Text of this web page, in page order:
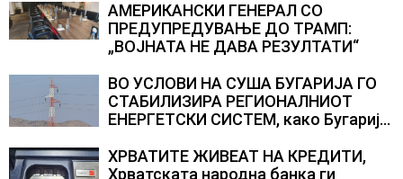
АМЕРИКАНСКИ ГЕНЕРАЛ СО
ПРЕДУПРЕДУВАЊЕ ДО ТРАМП:
„ВОЈНАТА НЕ ДАВА РЕЗУЛТАТИ“
ВО УСЛОВИ НА СУША БУГАРИЈА ГО
СТАБИЛИЗИРА РЕГИОНАЛНИОТ
ЕНЕРГЕТСКИ СИСТЕМ, како Бугарија
складирање на енергија од батерии
ХРВАТИТЕ ЖИВЕАТ НА КРЕДИТИ,
Хрватската народна банка ги